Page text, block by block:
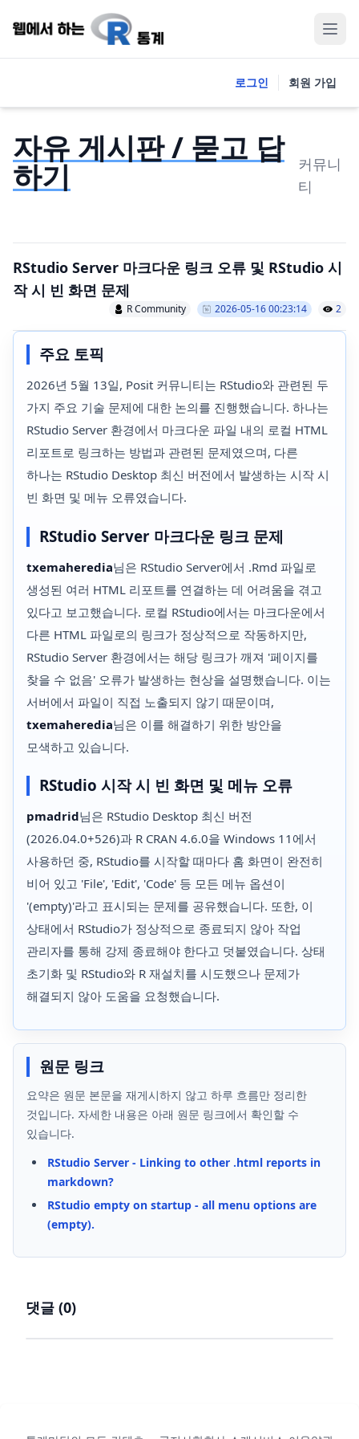
로그인 회원 가입
자유 게시판 / 묻고 답
하기
커뮤니
티
RStudio Server 마크다운 링크 오류 및 RStudio 시
작 시 빈 화면 문제
R Community 2026-05-16 00:23:14 2
주요 토픽
2026년 5월 13일, Posit 커뮤니티는 RStudio와 관련된 두
가지 주요 기술 문제에 대한 논의를 진행했습니다. 하나는
RStudio Server 환경에서 마크다운 파일 내의 로컬 HTML
리포트로 링크하는 방법과 관련된 문제였으며, 다른
하나는 RStudio Desktop 최신 버전에서 발생하는 시작 시
빈 화면 및 메뉴 오류였습니다.
RStudio Server 마크다운 링크 문제
txemaheredia님은 RStudio Server에서 .Rmd 파일로
생성된 여러 HTML 리포트를 연결하는 데 어려움을 겪고
있다고 보고했습니다. 로컬 RStudio에서는 마크다운에서
다른 HTML 파일로의 링크가 정상적으로 작동하지만,
RStudio Server 환경에서는 해당 링크가 깨져 '페이지를
찾을 수 없음' 오류가 발생하는 현상을 설명했습니다. 이는
서버에서 파일이 직접 노출되지 않기 때문이며,
txemaheredia님은 이를 해결하기 위한 방안을
모색하고 있습니다.
RStudio 시작 시 빈 화면 및 메뉴 오류
pmadrid님은 RStudio Desktop 최신 버전
(2026.04.0+526)과 R CRAN 4.6.0을 Windows 11에서
사용하던 중, RStudio를 시작할 때마다 홈 화면이 완전히
비어 있고 'File', 'Edit', 'Code' 등 모든 메뉴 옵션이
'(empty)'라고 표시되는 문제를 공유했습니다. 또한, 이
상태에서 RStudio가 정상적으로 종료되지 않아 작업
관리자를 통해 강제 종료해야 한다고 덧붙였습니다. 상태
초기화 및 RStudio와 R 재설치를 시도했으나 문제가
해결되지 않아 도움을 요청했습니다.
원문 링크
요약은 원문 본문을 재게시하지 않고 하루 흐름만 정리한
것입니다. 자세한 내용은 아래 원문 링크에서 확인할 수
있습니다.
RStudio Server - Linking to other .html reports in
markdown?
RStudio empty on startup - all menu options are
(empty).
댓글 (0)